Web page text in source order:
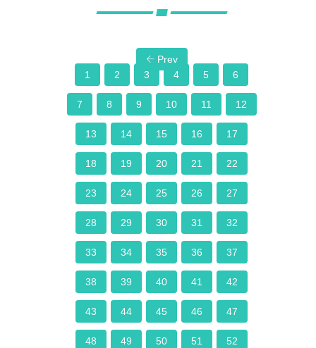
Prev
1
2 3 4 5 6
7 8 9 10 11 12
13 14 15 16 17
18 19 20 21 22
23 24 25 26 27
28 29 30 31 32
33 34 35 36 37
38 39 40 41 42
43 44 45 46 47
48 49 50 51 52